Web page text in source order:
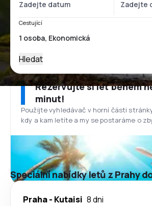
Cestující
Hledat
Rezervujte si let během
minut!
Použijte vyhledávač v horní části
kdy a kam letíte a my se postaráme o
Speciální nabídky letů z Prahy
Praha- Kutaisi 8 dni